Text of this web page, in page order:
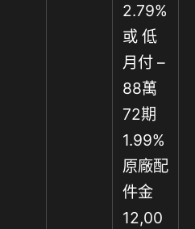
2.79%
或 低
月付 –
88萬
72期
1.99%
原廠配
件金
12,00